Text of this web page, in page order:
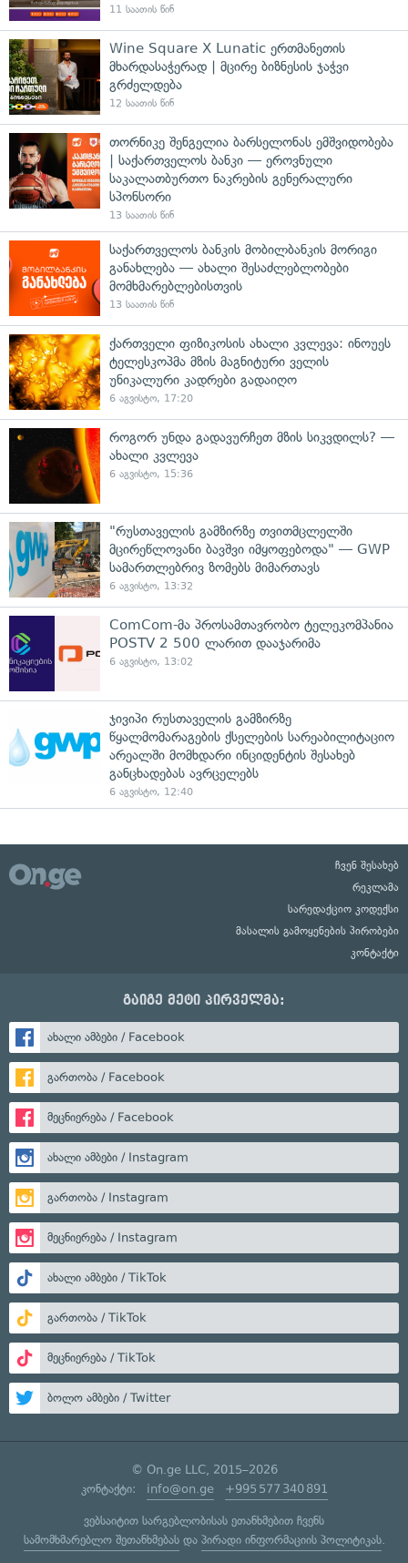
11 საათის წინ
Wine Square X Lunatic ერთმანეთის
მხარდასაჭერად | მცირე ბიზნესის ჯაჭვი
გრძელდება
12 საათის წინ
თორნიკე შენგელია ბარსელონას ემშვიდობება
| საქართველოს ბანკი — ეროვნული
საკალათბურთო ნაკრების გენერალური
სპონსორი
13 საათის წინ
საქართველოს ბანკის მობილბანკის მორიგი
განახლება — ახალი შესაძლებლობები
მომხმარებლებისთვის
13 საათის წინ
ქართველი ფიზიკოსის ახალი კვლევა: ინოუეს
ტელესკოპმა მზის მაგნიტური ველის
უნიკალური კადრები გადაიღო
6 აგვისტო, 17:20
როგორ უნდა გადავურჩეთ მზის სიკვდილს? —
ახალი კვლევა
6 აგვისტო, 15:36
"რუსთაველის გამზირზე თვითმცლელში
მცირეწლოვანი ბავშვი იმყოფებოდა" — GWP
სამართლებრივ ზომებს მიმართავს
6 აგვისტო, 13:32
ComCom-მა პროსამთავრობო ტელეკომპანია
POSTV 2 500 ლარით დააჯარიმა
6 აგვისტო, 13:02
ჯივიპი რუსთაველის გამზირზე
წყალმომარაგების ქსელების სარეაბილიტაციო
არეალში მომხდარი ინციდენტის შესახებ
განცხადებას ავრცელებს
6 აგვისტო, 12:40
ჩვენ შესახებ
რეკლამა
სარედაქციო კოდექსი
მასალის გამოყენების პირობები
კონტაქტი
გაიგე მეტი პირველმა:
ახალი ამბები / Facebook
გართობა / Facebook
მეცნიერება / Facebook
ახალი ამბები / Instagram
გართობა / Instagram
მეცნიერება / Instagram
ახალი ამბები / TikTok
გართობა / TikTok
მეცნიერება / TikTok
ბოლო ამბები / Twitter
© On.ge LLC, 2015–2026
კონტაქტი: info@on.ge +995 577 340 891
ვებსაიტით სარგებლობისას ეთანხმებით ჩვენს
სამომხმარებლო შეთანხმებასდა პირადი ინფორმაციის პოლიტიკას.